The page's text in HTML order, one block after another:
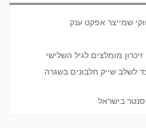
שמייצר אפקט ענק
מומלצים לגיל השלישי
לשלב שייק חלבונים בשגרה